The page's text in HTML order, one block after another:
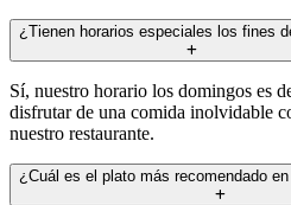
¿Tienen horarios especiales los fines
Sí, nuestro horario los domingos es
disfrutar de una comida inolvidable
nuestro restaurante.
¿Cuál es el plato más recomendado